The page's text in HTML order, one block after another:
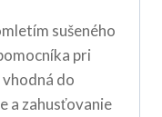
sušeného
pri
do
a zahusťovanie